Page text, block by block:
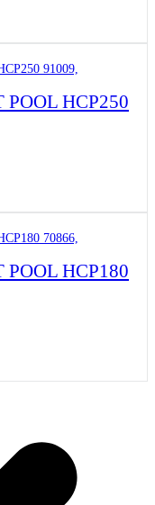
POOL HCP250
POOL HCP180